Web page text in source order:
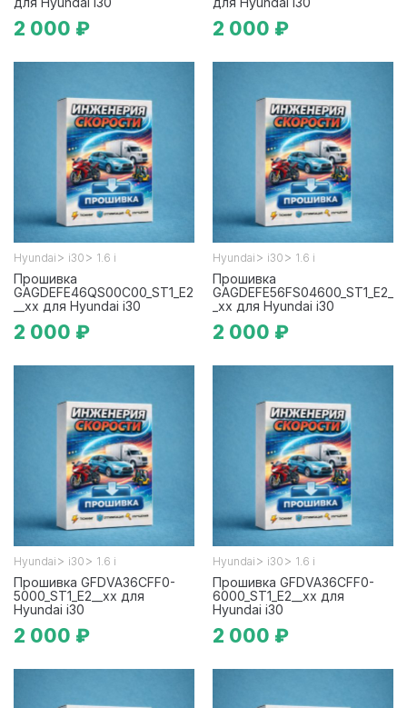
2 000 ₽ 2 000 ₽
Hyundai > i30 > 1.6 i
Прошивка
GAGDEFE46QS00C00_ST1_E2
__xx для Hyundai i30
2 000 ₽
Hyundai > i30 > 1.6 i
Прошивка
GAGDEFE56FS04600_ST1_E2_
_xx для Hyundai i30
2 000 ₽
Hyundai > i30 > 1.6 i
Прошивка GFDVA36CFF0-
5000_ST1_E2__xx для
Hyundai i30
2 000 ₽
Hyundai > i30 > 1.6 i
Прошивка GFDVA36CFF0-
6000_ST1_E2__xx для
Hyundai i30
2 000 ₽